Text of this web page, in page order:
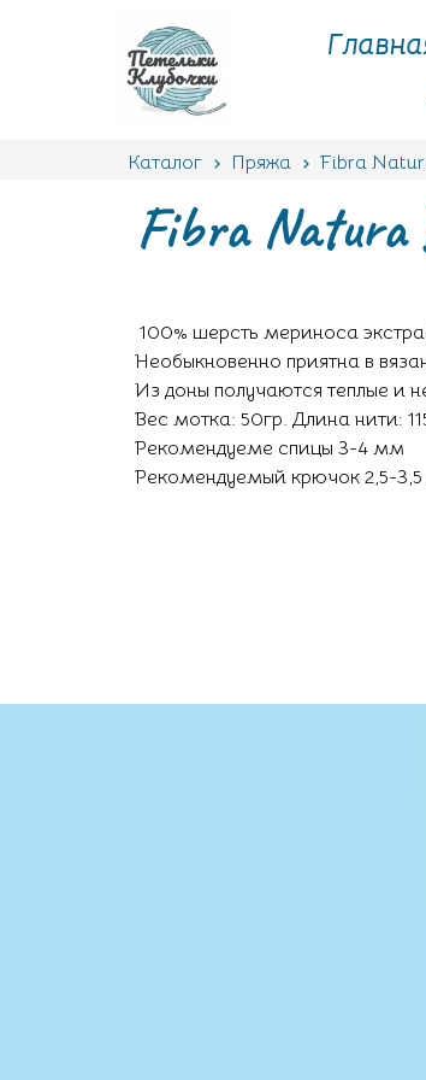
Каталог Пряжа Fibra
100% шерсть мериноса
Необыкновенно приятна в
Из доны получаются теплые и
Вес мотка: 50гр. Длина нити:
Рекомендуеме спицы 3-4 мм
Рекомендуемый крючок 2,5-
Fibra Natura